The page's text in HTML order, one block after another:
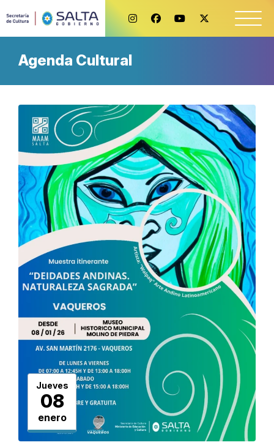
Agenda Cultural
Jueves
08
enero